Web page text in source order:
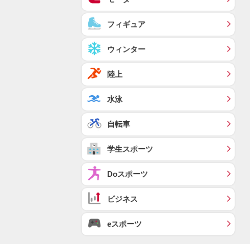
フィギュア
ウィンター
陸上
水泳
自転車
学生スポーツ
Doスポーツ
ビジネス
eスポーツ